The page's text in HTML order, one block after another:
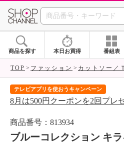
SHOP
商品を探す 本日お買得 番組表
TOP ファッション カットソー／
テレビアプリを使おうキャンペーン
8月は500円クーポンを2回プレ
商品番号：813934
ブルーコレクション キ